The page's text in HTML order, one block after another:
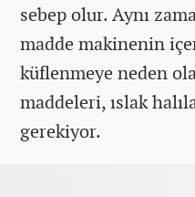
sebep olur. Aynı
madde makinenin
küflenmeye neden
maddeleri, ıslak
gerekiyor.